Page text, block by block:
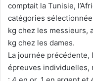
comptait la Tunisie,
catégories
kg chez les messieurs,
kg chez les dames.
La journée précédente,
épreuves individuelles,